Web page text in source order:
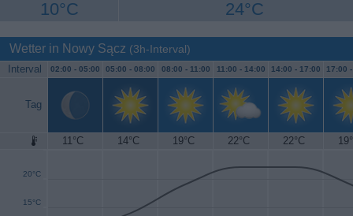
10°C 24°C
Wetter in Nowy Sącz (3h-Interval)
Interval 02:00 - 05:00 05:00 - 08:00 08:00 - 11:00 11:00 - 14:00 14:00 - 17:00 17:00
Tag
11°C 14°C 19°C 22°C 22°C
15°C
20°C
25°C